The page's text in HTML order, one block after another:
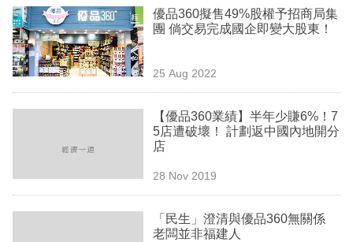
職
場
生
欄
優品360擬售49%股權予招商局集
團 倘交易完成國企即變大股東！
25 Aug 2022
【優品360業績】半年少賺6%！7
5店遭破壞！ 計劃返中國內地開分
店
28 Nov 2019
「民生」澄清與優品360無關係
老闆並非福建人